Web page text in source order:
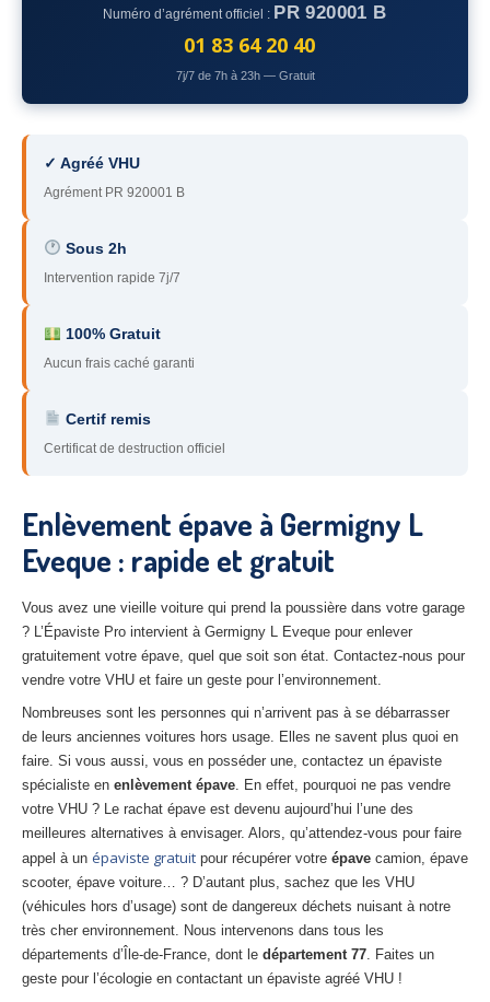
– Yvelines
– Hauts-de-Seine
93– Seine-Saint-Denis
94 – Val-de-Marne
95– Val d’Oise
91 – Essonne
– Yonne
60 – Oise
45 – Loiret
10– Aube
– Aisne
Tousles secteurs
Centreagréé VHU Paris 75 : casse auto avec destruction
Centre agréé VHU 77 : casse auto avec destruction
Centre agréé VHU 78 : casse auto avec destruction
Centreagréé VHU 91 : casse auto avec destruction
Centreagréé VHU 92 : casse auto avec destruction
Centre agréé VHU 93 : casse auto avec destruction
Numéro d’agrément officiel : PR 920001 B
01 83 64 20 40
7j/7 de 7h à 23h — Gratuit
✓ Agréé VHU
Agrément PR 920001 B
Sous 2h
Intervention rapide 7j/7
100% Gratuit
Aucun frais caché garanti
Certif remis
Certificat de destruction officiel
Enlèvement épave à Germigny L
Eveque : rapide et gratuit
Vous avez une vieille voiture qui prend la poussière dans votre garage
? L’Épaviste Pro intervient à Germigny L Eveque pour enlever
gratuitement votre épave, quel que soit son état. Contactez-nous pour
vendre votre VHU et faire un geste pour l’environnement.
Nombreuses sont les personnes qui n’arrivent pas à se débarrasser
de leurs anciennes voitures hors usage. Elles ne savent plus quoi en
faire. Si vous aussi, vous en posséder une, contactez un épaviste
spécialiste en enlèvement épave. En effet, pourquoi ne pas vendre
votre VHU ? Le rachat épave est devenu aujourd’hui l’une des
meilleures alternatives à envisager. Alors, qu’attendez-vous pour faire
appel à un épaviste gratuit pour récupérer votre épave camion, épave
scooter, épave voiture… ? D’autant plus, sachez que les VHU
(véhicules hors d’usage) sont de dangereux déchets nuisant à notre
très cher environnement. Nous intervenons dans tous les
départements d’Île-de-France, dont le département 77. Faites un
geste pour l’écologie en contactant un épaviste agréé VHU !